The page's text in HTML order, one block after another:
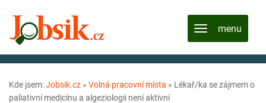
Kde jsem:Jobsik.cz » Volná pracovní místa » Lékař/ka se zájmem o
paliativní medicínu a algeziologii není aktivní